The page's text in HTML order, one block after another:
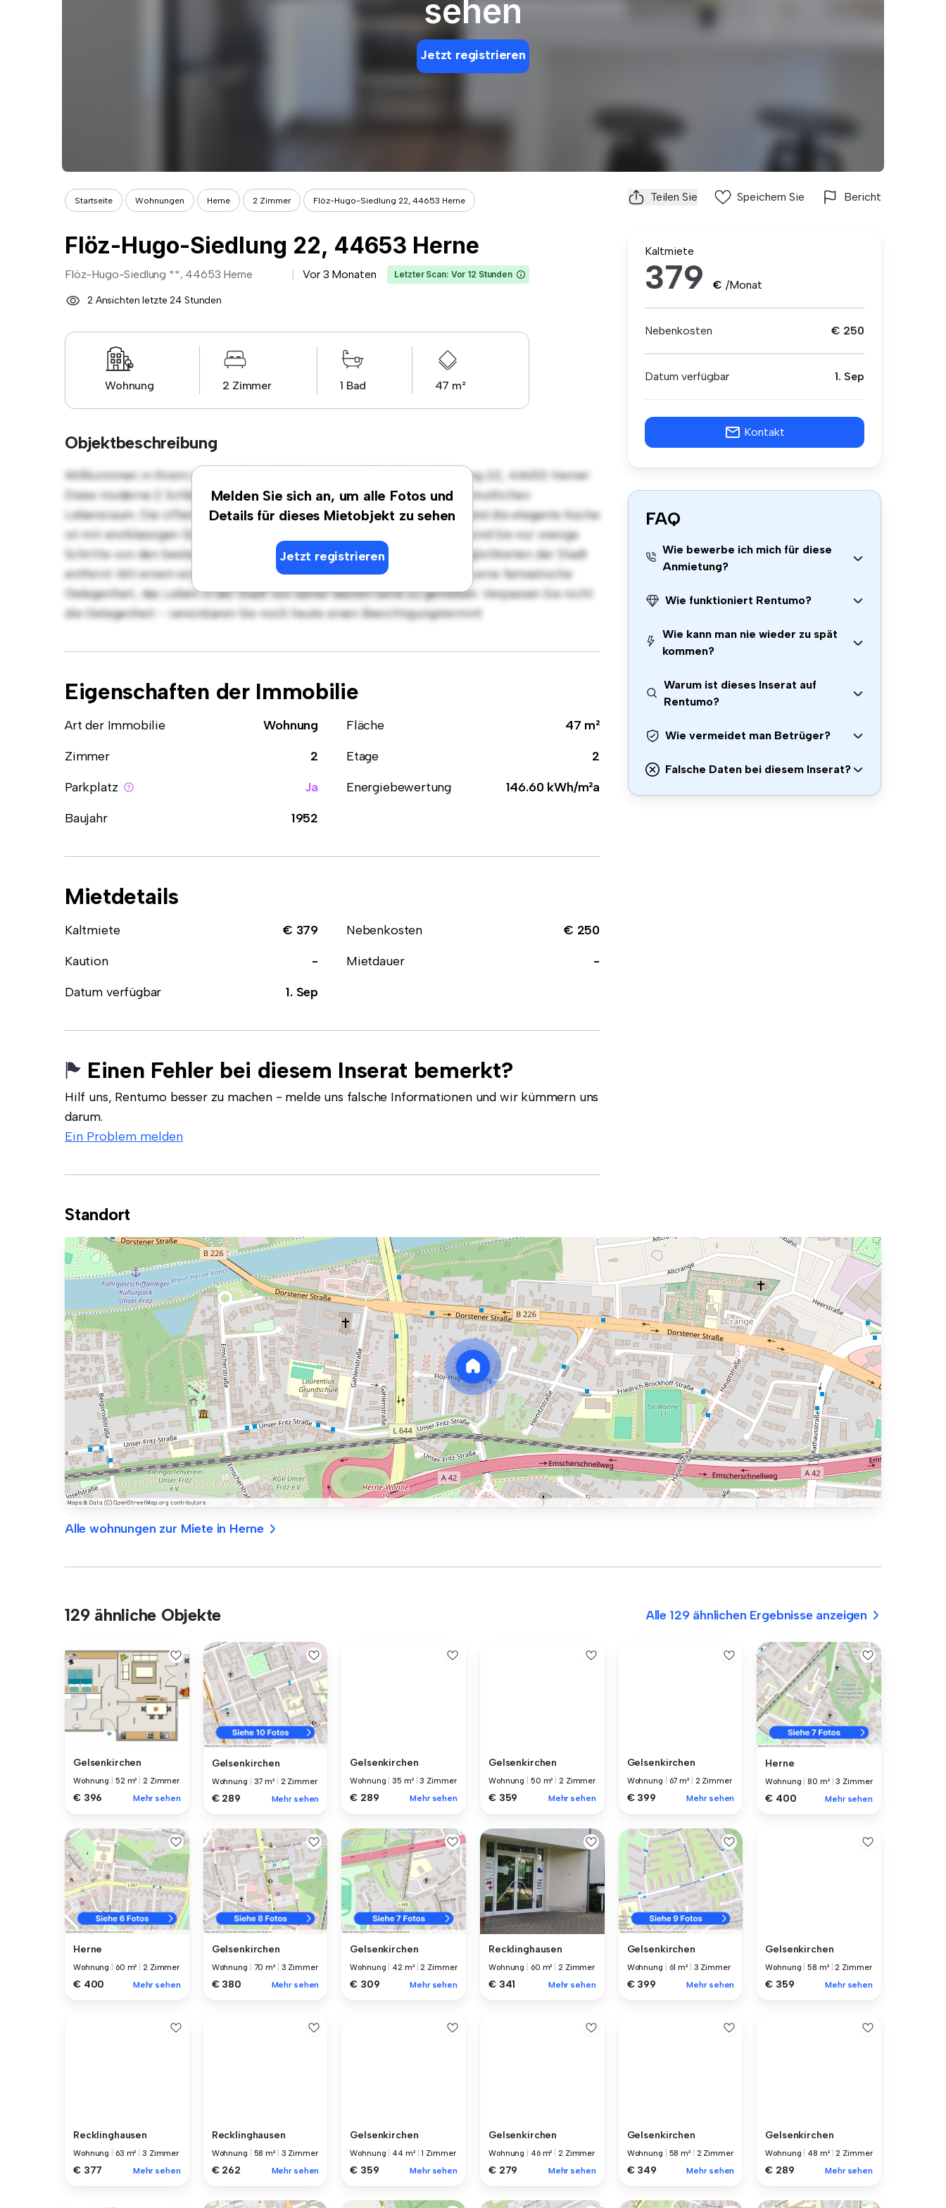
sehen
Jetzt registrieren
Startseite Wohnungen Herne 2 Zimmer Flöz-Hugo-Siedlung 22, 44653 Herne Teilen Sie Speichern Sie Bericht
Flöz-Hugo-Siedlung 22, 44653 Herne
Flöz-Hugo-Siedlung **, 44653 Herne Vor 3 Monaten Letzter Scan: Vor 12 Stunden
2 Ansichten letzte 24 Stunden
Wohnung 2 Zimmer 1 Bad 47 m²
Objektbeschreibung
Melden Sie sich an, um alle Fotos und
Details für dieses Mietobjekt zu sehen
Jetzt registrieren
Willkommen in Ihrem neuen urbanen Rückzugsort in Flöz-Hugo-Siedlung 22, 44653 Herne!
Diese moderne 2 Schlafzimmer-Wohnung bietet einen stilvollen und gemütlichen
Lebensraum. Die offene Raumaufteilung eignet sich perfekt für Gäste, und die elegante Küche
ist mit erstklassigen Geräten ausgestattet. Dank der erstklassigen Lage sind Sie nur wenige
Schritte von den besten Restaurants, Geschäften und Unterhaltungsmöglichkeiten der Stadt
entfernt. Mit einem erschwinglichen Preis von € 379 ist diese Wohnung eine fantastische
Gelegenheit, das Leben in der Stadt von seiner besten Seite zu genießen. Verpassen Sie nicht
die Gelegenheit - vereinbaren Sie noch heute einen Besichtigungstermin!
Eigenschaften der Immobilie
Art der Immobilie Wohnung Fläche
47 m²
Zimmer
2 Etage
2
Parkplatz
Ja Energiebewertung
146.60 kWh/m²a
Baujahr
1952
Mietdetails
Kaltmiete € 379 Nebenkosten
€ 250
Kaution
- Mietdauer
-
Datum verfügbar
1. Sep
Einen Fehler bei diesem Inserat bemerkt?
Hilf uns, Rentumo besser zu machen - melde uns falsche Informationen und wir kümmern uns
darum.
Ein Problem melden
Kaltmiete
379 € /Monat
Nebenkosten € 250
Datum verfügbar 1. Sep
Kontakt
FAQ
Wie bewerbe ich mich für diese
Anmietung?
Wie funktioniert Rentumo?
Wie kann man nie wieder zu spät
kommen?
Warum ist dieses Inserat auf
Rentumo?
Wie vermeidet man Betrüger?
Falsche Daten bei diesem Inserat?
Standort
Alle wohnungen zur Miete in Herne
129 ähnliche Objekte Alle 129 ähnlichen Ergebnisse anzeigen
Gelsenkirchen
Wohnung 52 m² |2 Zimmer
€ 396 Mehr sehen
Gelsenkirchen
Wohnung 37 m² 2 Zimmer
€ 289 Mehr sehen
Gelsenkirchen
Wohnung |35 m² |3 Zimmer
€ 289 Mehr sehen
Gelsenkirchen
Wohnung 50 m² 2 Zimmer
€ 359 Mehr sehen
Gelsenkirchen
Wohnung 67 m² 2 Zimmer
€ 399 Mehr sehen
Herne
Wohnung |80 m² |3 Zimmer
€ 400 Mehr sehen
Herne
Wohnung 60 m² |2 Zimmer
€ 400 Mehr sehen
Gelsenkirchen
Wohnung 70 m² 3 Zimmer
€ 380 Mehr sehen
Gelsenkirchen
Wohnung 42 m² |2 Zimmer
€ 309 Mehr sehen
Recklinghausen
Wohnung 60 m² 2 Zimmer
€ 341 Mehr sehen
Gelsenkirchen
Wohnung 61 m² 3 Zimmer
€ 399 Mehr sehen
Gelsenkirchen
Wohnung |58 m² |2 Zimmer
€ 359 Mehr sehen
Recklinghausen
Wohnung 63 m² |3 Zimmer
€ 377 Mehr sehen
Recklinghausen
Wohnung 58 m² 3 Zimmer
€ 262 Mehr sehen
Gelsenkirchen
Wohnung 44 m² |1 Zimmer
€ 359 Mehr sehen
Gelsenkirchen
Wohnung 46 m² 2 Zimmer
€ 279 Mehr sehen
Gelsenkirchen
Wohnung 58 m² 2 Zimmer
€ 349 Mehr sehen
Gelsenkirchen
Wohnung 48 m² |2 Zimmer
€ 289 Mehr sehen